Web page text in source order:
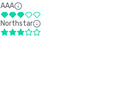
AAA
Northstar